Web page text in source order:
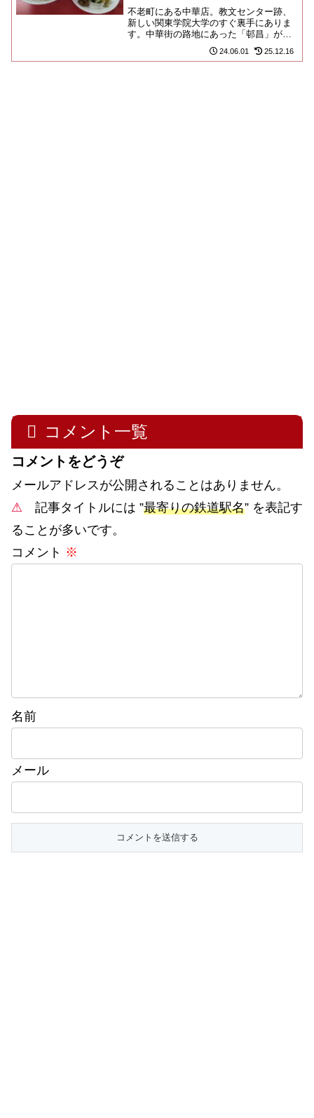
不老町にある中華店。教文センター跡、
新しい関東学院大学のすぐ裏手にありま
す。中華街の路地にあった「邨昌」がこ
んなとこに移転してたんだなと思ってた
ら、酔華さんとこに、元々はこ...
24.06.01 25.12.16
コメント一覧
コメントをどうぞ
メールアドレスが公開されることはありません。
⚠ 記事タイトルには ”最寄りの鉄道駅名” を表記す
ることが多いです。
コメント ※
名前
メール